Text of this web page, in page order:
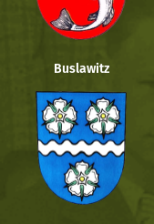
Buslawitz